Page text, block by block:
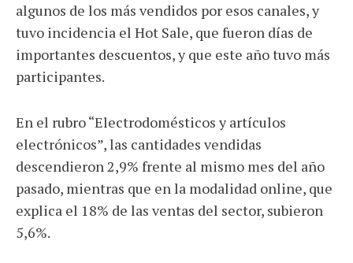
algunos de los más vendidos por esos canales, y
tuvo incidencia el Hot Sale, que fueron días de
importantes descuentos, y que este año tuvo más
participantes.
En el rubro “Electrodomésticos y artículos
electrónicos”, las cantidades vendidas
descendieron 2,9% frente al mismo mes del año
pasado, mientras que en la modalidad online, que
explica el 18% de las ventas del sector, subieron
5,6%.